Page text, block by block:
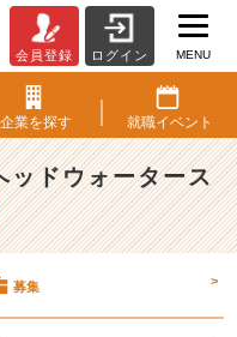
会員登録 ログイン MENU
企業を探す 就職イベント
ッドウォータース
募集 >